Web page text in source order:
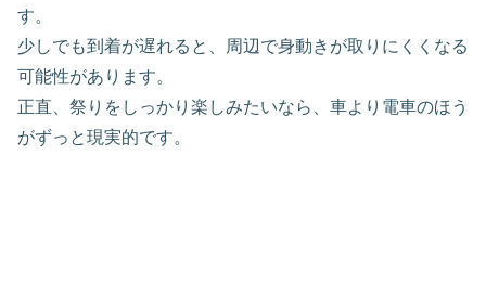
す。
少しでも到着が遅れると、周辺で身動きが取りにくくなる
可能性があります。
正直、祭りをしっかり楽しみたいなら、車より電車のほう
がずっと現実的です。